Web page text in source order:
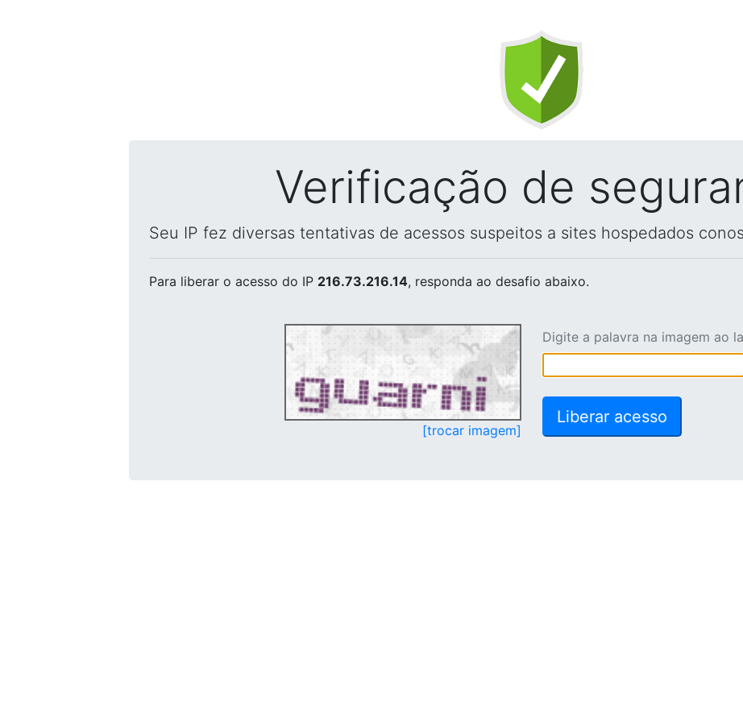
Verificação de
Seu IP fez diversas tentativas de acessos suspeitos a sites hospedados
Para liberar o acesso do IP 216.73.216.14, responda ao desafio abaixo.
[trocar imagem]
Digite a palavra na imagem ao